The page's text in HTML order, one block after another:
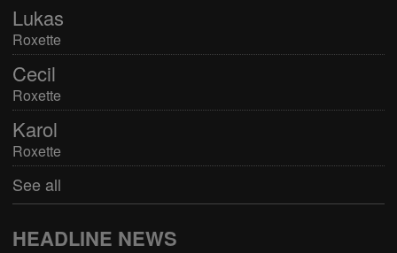
Lukas
Roxette
Cecil
Roxette
Karol
Roxette
See all
HEADLINE NEWS